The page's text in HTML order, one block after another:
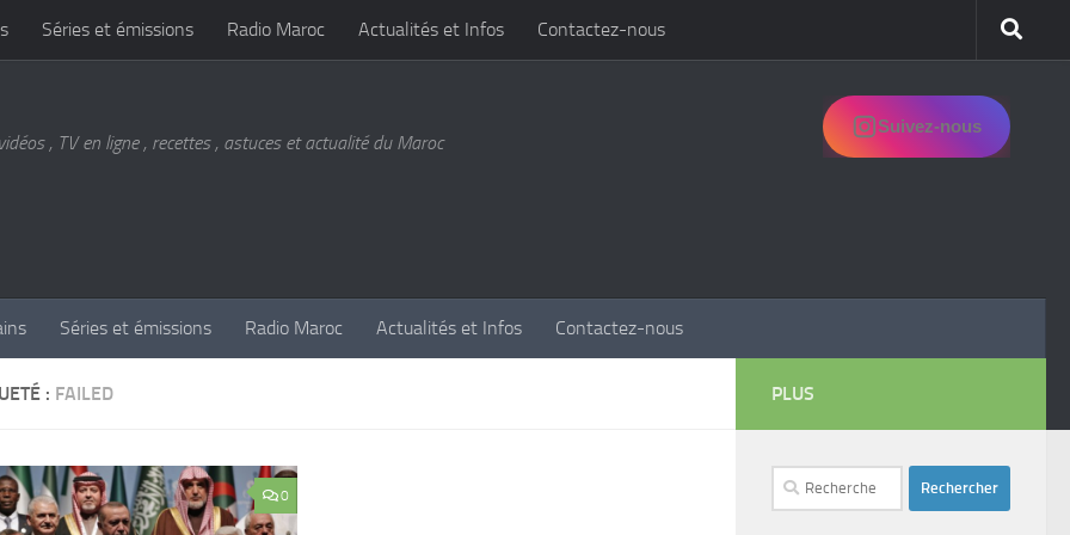
Séries et émissions Radio Maroc Actualités et Infos Contactez-nous
, TV en ligne , recettes , astuces et actualité du Maroc
Suivez-nous
Séries et émissions Radio Maroc Actualités et Infos Contactez-nous
: FAILED
0
PLUS
Rechercher :